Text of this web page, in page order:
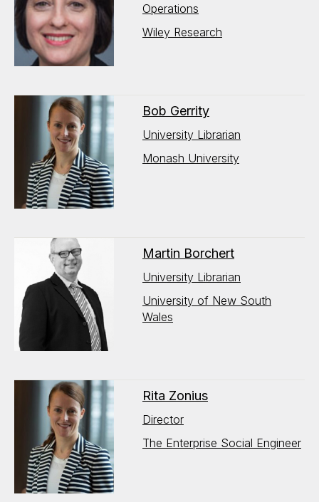
Operations
Wiley Research
Bob Gerrity
University Librarian
Monash University
Martin Borchert
University Librarian
University of New South
Wales
Rita Zonius
Director
The Enterprise Social Engineer